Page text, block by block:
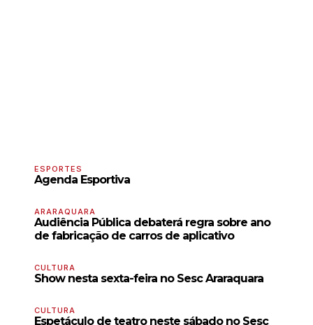
ESPORTES
Agenda Esportiva
ARARAQUARA
Audiência Pública debaterá regra sobre ano
de fabricação de carros de aplicativo
CULTURA
Show nesta sexta-feira no Sesc Araraquara
CULTURA
Espetáculo de teatro neste sábado no Sesc